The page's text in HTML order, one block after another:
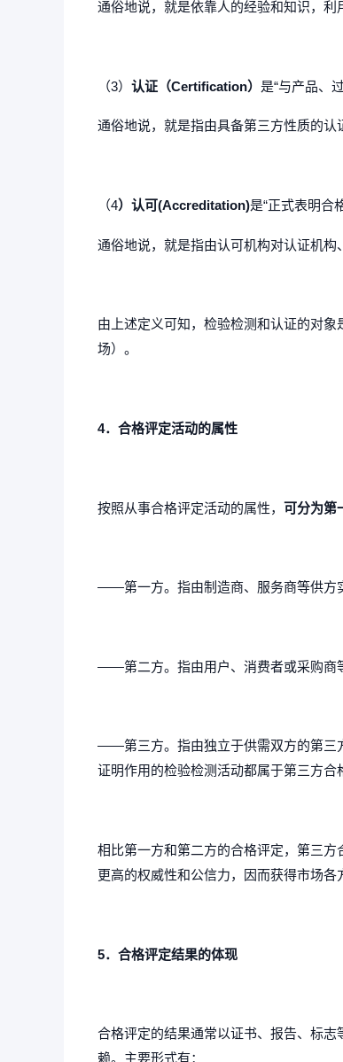
通俗地说，就是依靠人的经验和知识，
（3） 认证（Certification） 是“与产品、
通俗地说，就是指由具备第三方性质的
（4）认可(Accreditation)是“正式表明合
通俗地说，就是指由认可机构对认证机
由上述定义可知，检验检测和认证的对
场）。
4．合格评定活动的属性
按照从事合格评定活动的属性， 可分为第
——第一方。指由制造商、服务商等供方
——第二方。指由用户、消费者或采购商
——第三方。指由独立于供需双方的第三
证明作用的检验检测活动都属于第三方合
相比第一方和第二方的合格评定，第三
更高的权威性和公信力，因而获得市场
5．合格评定结果的体现
合格评定的结果通常以证书、报告、标
赖。主要形式有：